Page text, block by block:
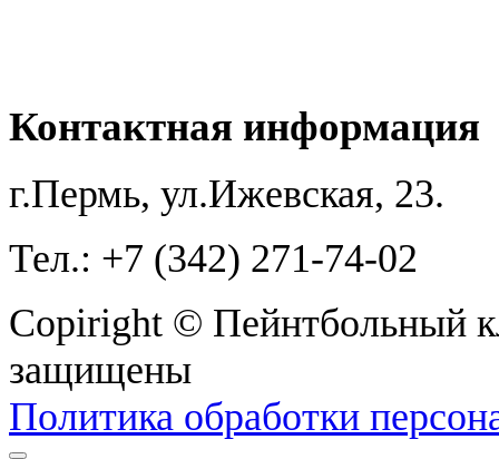
Контактная информация
г.Пермь, ул.Ижевская, 23.
Тел.: +7 (342) 271-74-02
Copiright © Пейнтбольный
защищены
Политика обработки